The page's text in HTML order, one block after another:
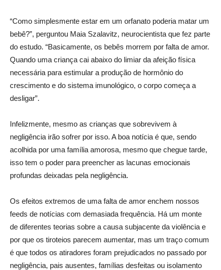
“Como simplesmente estar em um orfanato poderia matar um
bebê?”, perguntou Maia Szalavitz, neurocientista que fez parte
do estudo. “Basicamente, os bebês morrem por falta de amor.
Quando uma criança cai abaixo do limiar da afeição física
necessária para estimular a produção de hormônio do
crescimento e do sistema imunológico, o corpo começa a
desligar”.
Infelizmente, mesmo as crianças que sobrevivem à
negligência irão sofrer por isso. A boa notícia é que, sendo
acolhida por uma família amorosa, mesmo que chegue tarde,
isso tem o poder para preencher as lacunas emocionais
profundas deixadas pela negligência.
Os efeitos extremos de uma falta de amor enchem nossos
feeds de notícias com demasiada frequência. Há um monte
de diferentes teorias sobre a causa subjacente da violência e
por que os tiroteios parecem aumentar, mas um traço comum
é que todos os atiradores foram prejudicados no passado por
negligência, pais ausentes, famílias desfeitas ou isolamento